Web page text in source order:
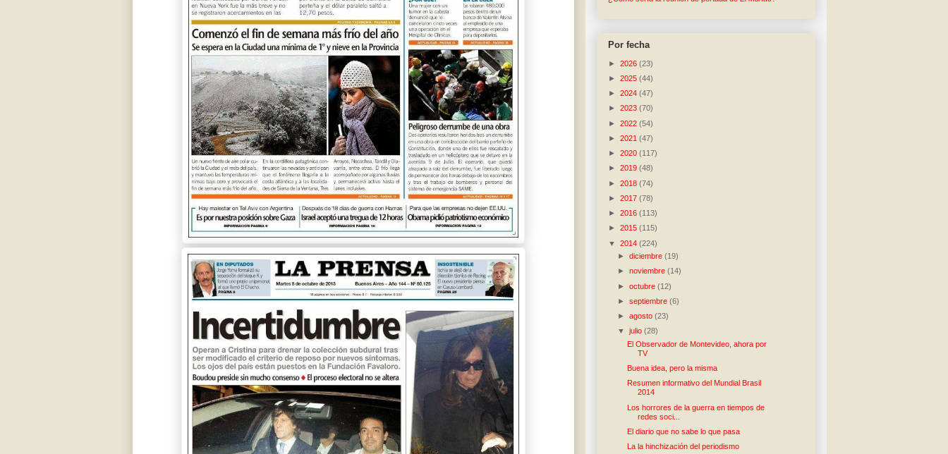
Por fecha
► 2026 (23)
► 2025 (44)
► 2024 (47)
► 2023 (70)
► 2022 (54)
► 2021 (47)
► 2020 (117)
► 2019 (48)
► 2018 (74)
► 2017 (78)
► 2016 (113)
► 2015 (115)
▼ 2014 (224)
►diciembre(19)
►noviembre(14)
►octubre(12)
►septiembre(6)
►agosto(23)
▼julio(28)
El Observador de Montevideo, ahora por
TV
Buena idea, pero la misma
Resumen informativo del Mundial Brasil
2014
Los horrores de la guerra en tiempos de
redes soci...
El diario que no sabe lo que pasa
La la hinchización del periodismo